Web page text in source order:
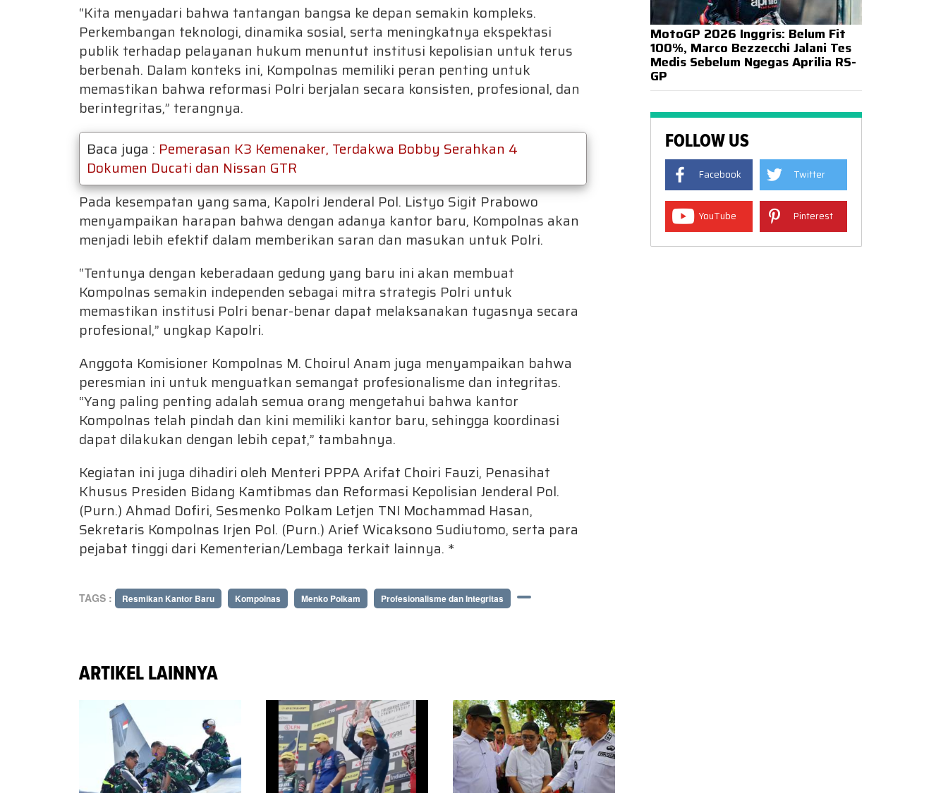
“Kita menyadari bahwa tantangan bangsa ke depan semakin kompleks.
Perkembangan teknologi, dinamika sosial, serta meningkatnya ekspektasi
publik terhadap pelayanan hukum menuntut institusi kepolisian untuk terus
berbenah. Dalam konteks ini, Kompolnas memiliki peran penting untuk
memastikan bahwa reformasi Polri berjalan secara konsisten, profesional, dan
berintegritas,” terangnya.
Baca juga : Pemerasan K3 Kemenaker, Terdakwa Bobby Serahkan 4
Dokumen Ducati dan Nissan GTR
Pada kesempatan yang sama, Kapolri Jenderal Pol. Listyo Sigit Prabowo
menyampaikan harapan bahwa dengan adanya kantor baru, Kompolnas akan
menjadi lebih efektif dalam memberikan saran dan masukan untuk Polri.
“Tentunya dengan keberadaan gedung yang baru ini akan membuat
Kompolnas semakin independen sebagai mitra strategis Polri untuk
memastikan institusi Polri benar-benar dapat melaksanakan tugasnya secara
profesional,” ungkap Kapolri.
Anggota Komisioner Kompolnas M. Choirul Anam juga menyampaikan bahwa
peresmian ini untuk menguatkan semangat profesionalisme dan integritas.
“Yang paling penting adalah semua orang mengetahui bahwa kantor
Kompolnas telah pindah dan kini memiliki kantor baru, sehingga koordinasi
dapat dilakukan dengan lebih cepat,” tambahnya.
Kegiatan ini juga dihadiri oleh Menteri PPPA Arifat Choiri Fauzi, Penasihat
Khusus Presiden Bidang Kamtibmas dan Reformasi Kepolisian Jenderal Pol.
(Purn.) Ahmad Dofiri, Sesmenko Polkam Letjen TNI Mochammad Hasan,
Sekretaris Kompolnas Irjen Pol. (Purn.) Arief Wicaksono Sudiutomo, serta para
pejabat tinggi dari Kementerian/Lembaga terkait lainnya. *
TAGS : Resmikan Kantor Baru Kompolnas Menko Polkam Profesionalisme dan Integritas
ARTIKEL LAINNYA
MotoGP 2026 Inggris: Belum Fit
100%, Marco Bezzecchi Jalani Tes
Medis Sebelum Ngegas Aprilia RS-
GP
FOLLOW US
Facebook Twitter
YouTube Pinterest